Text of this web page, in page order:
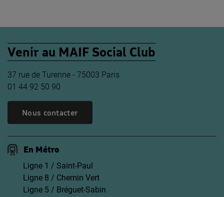
Venir au MAIF Social Club
37 rue de Turenne - 75003 Paris
01 44 92 50 90
Nous contacter
En Métro
Ligne 1 / Saint-Paul
Ligne 8 / Chemin Vert
Ligne 5 / Bréguet-Sabin